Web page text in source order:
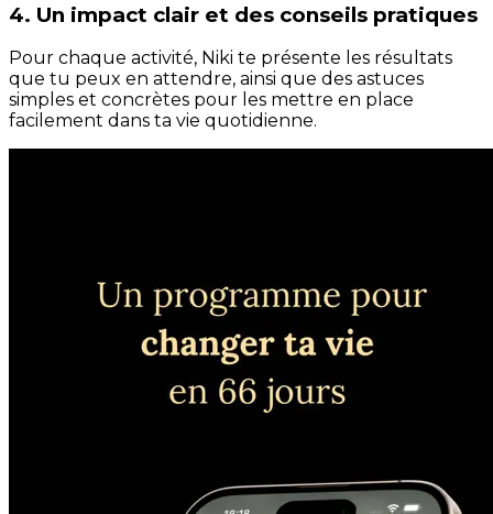
4. Un impact clair et des conseils pratiques
Pour chaque activité, Niki te présente les résultats
que tu peux en attendre, ainsi que des astuces
simples et concrètes pour les mettre en place
facilement dans ta vie quotidienne.